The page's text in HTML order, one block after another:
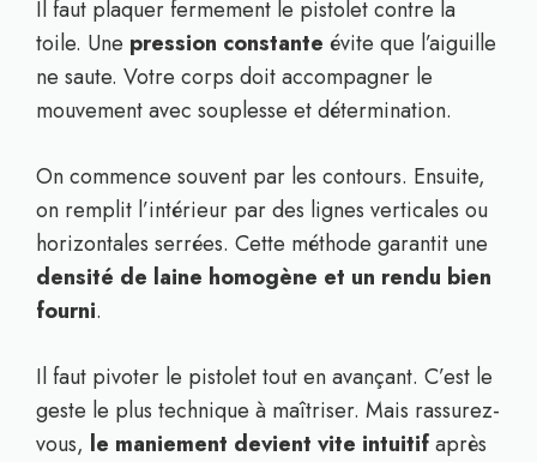
Il faut plaquer fermement le pistolet contre la
toile. Une pression constante évite que l’aiguille
ne saute. Votre corps doit accompagner le
mouvement avec souplesse et détermination.
On commence souvent par les contours. Ensuite,
on remplit l’intérieur par des lignes verticales ou
horizontales serrées. Cette méthode garantit une
densité de laine homogène et un rendu bien
fourni.
Il faut pivoter le pistolet tout en avançant. C’est le
geste le plus technique à maîtriser. Mais rassurez-
vous, le maniement devient vite intuitifaprès